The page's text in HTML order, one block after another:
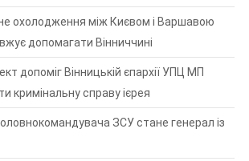
охолодження між Києвом і Варшавою
допомагати Вінниччині
допоміг Вінницькій єпархії УПЦ МП
кримінальну справу ієрея
ЗСУ стане генерал із